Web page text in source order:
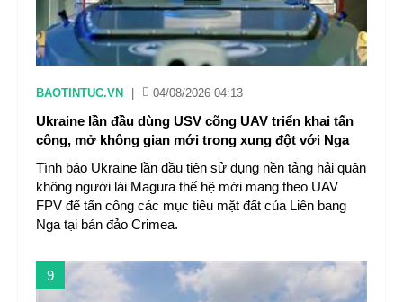
BAOTINTUC.VN 04/08/2026 04:13
Ukraine lần đầu dùng USV cõng UAV triển khai tấn
công, mở không gian mới trong xung đột với Nga
Tình báo Ukraine lần đầu tiên sử dụng nền tảng hải quân
không người lái Magura thế hệ mới mang theo UAV
FPV để tấn công các mục tiêu mặt đất của Liên bang
Nga tại bán đảo Crimea.
9